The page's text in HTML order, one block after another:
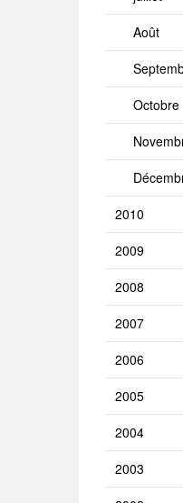
Août
Octobre
2010
2009
2008
2007
2006
2005
2004
2003